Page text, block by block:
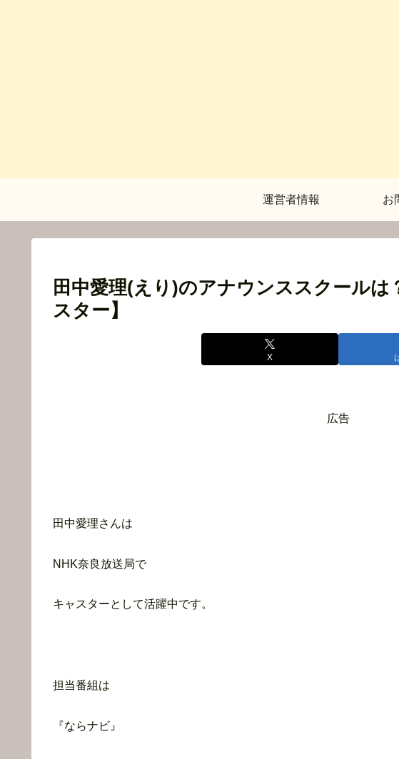
運営者情報 お
田中愛理(えり)のアナウンススクールは
スター】
X
広告
田中愛理さんは
NHK奈良放送局で
キャスターとして活躍中です。
担当番組は
『ならナビ』